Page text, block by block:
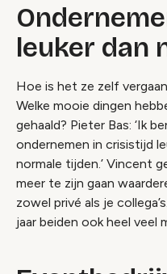
leuker dan
Hoe is het ze zelf
Welke mooie dingen
gehaald? Pieter Bas: ‘Ik
ondernemen in crisistijd
normale tijden.’ Vincent
meer te zijn gaan
zowel privé als je
jaar beiden ook heel veel